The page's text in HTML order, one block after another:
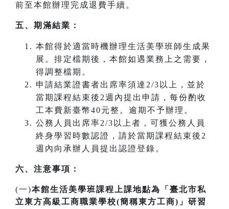
前至本館辦理完成退費手續。
五、期滿結業：
本館得於適當時機辦理生活美學班師生成果
展。排定檔期後，本館如遇業務上之需要，
得調整檔期。
申請結業證書者出席率須達2/3以上，並於
當期課程結束後2週內提出申請，每份酌收
工本費新臺幣40元整。逾期不予辦理。
公務人員出席率2/3以上者，可獲公務人員
終身學習時數認證，請於當期課程結束後2
週內向承辦人員提出認證登錄。
六、注意事項：
(一)本館生活美學班課程上課地點為「臺北市私
立東方高級工商職業學校(簡稱東方工商)」研習